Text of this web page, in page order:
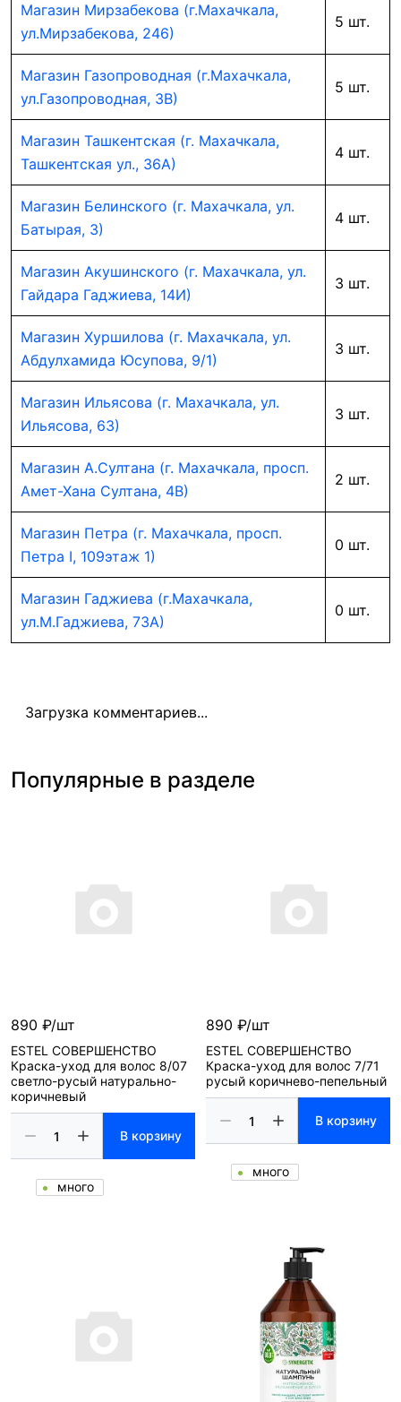
Магазин Мирзабекова (г.Махачкала,
ул.Мирзабекова, 246)
5 шт.
Магазин Газопроводная (г.Махачкала,
ул.Газопроводная, 3В)
5 шт.
Магазин Ташкентская (г. Махачкала,
Ташкентская ул., 36А)
4 шт.
Магазин Белинского (г. Махачкала, ул.
Батырая, 3)
4 шт.
Магазин Акушинского (г. Махачкала, ул.
Гайдара Гаджиева, 14И)
3 шт.
Магазин Хуршилова (г. Махачкала, ул.
Абдулхамида Юсупова, 9/1)
3 шт.
Магазин Ильясова (г. Махачкала, ул.
Ильясова, 63)
3 шт.
Магазин А.Султана (г. Махачкала, просп.
Амет-Хана Султана, 4В)
2 шт.
Магазин Петра (г. Махачкала, просп.
Петра I, 109этаж 1)
0 шт.
Магазин Гаджиева (г.Махачкала,
ул.М.Гаджиева, 73А)
0 шт.
Загрузка комментариев...
Популярные в разделе
890 ₽/шт
ESTEL СОВЕРШЕНСТВО
Краска-уход для волос 8/07
светло-русый натурально-
коричневый
В корзину
много
890 ₽/шт
ESTEL СОВЕРШЕНСТВО
Краска-уход для волос 7/71
русый коричнево-пепельный
В корзину
много